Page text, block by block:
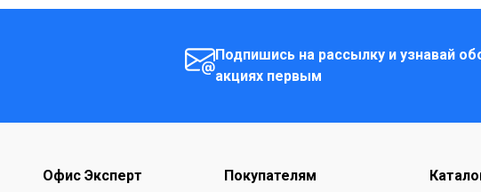
Подпишись на рассылку и узнавай
акциях первым
Офис Эксперт Покупателям